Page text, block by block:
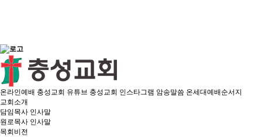
온라인예배 충성교회 유튜브 충성교회 인스타그램 암송말씀 온세대예배순서지
교회소개
담임목사 인사말
원로목사 인사말
목회비전